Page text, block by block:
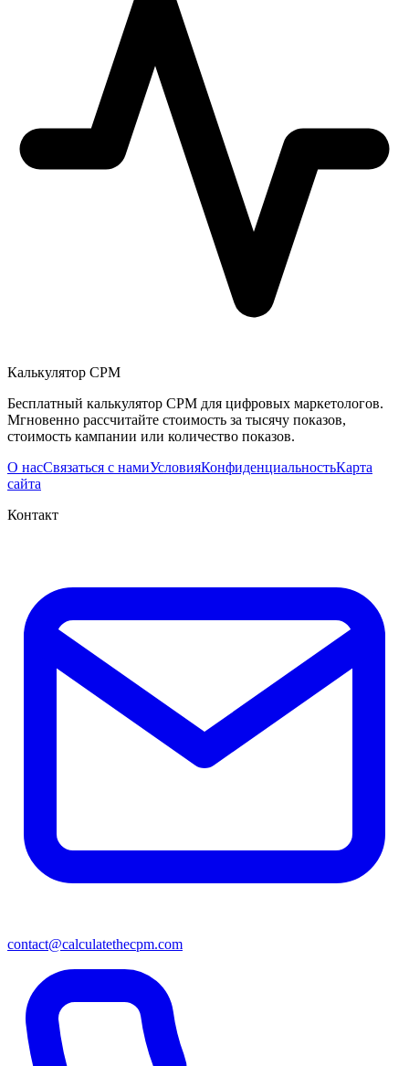
Калькулятор CPM
Бесплатный калькулятор CPM для цифровых маркетологов.
Мгновенно рассчитайте стоимость за тысячу показов,
стоимость кампании или количество показов.
О насСвязаться с намиУсловияКонфиденциальностьКарта
сайта
Контакт
contact@calculatethecpm.com